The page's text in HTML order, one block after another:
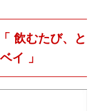
飲むたび、と
イ 」